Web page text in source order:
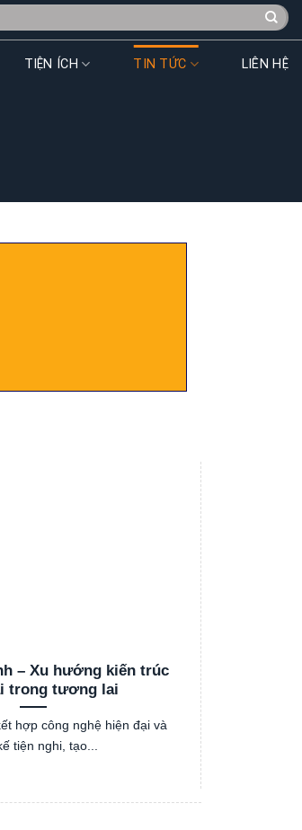
TIỆN ÍCH TIN TỨC LIÊN HỆ
– Xu hướng kiến trúc
trong tương lai
hợp công nghệ hiện đại và
tiện nghi, tạo...